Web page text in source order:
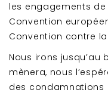
les engagements
Convention
Convention contre la
Nous irons
mènera, nous
des condamnations